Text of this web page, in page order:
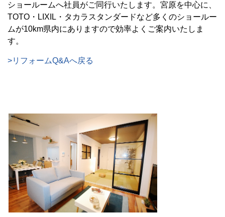
ショールームへ社員がご同行いたします。宮原を中心に、
TOTO・LIXIL・タカラスタンダードなど多くのショールー
ムが10km県内にありますので効率よくご案内いたしま
す。
>リフォームQ&Aへ戻る